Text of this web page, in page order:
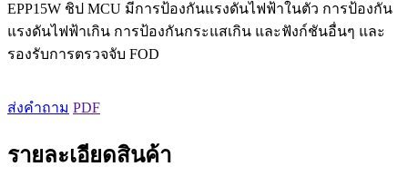
EPP15W ชิป MCU มีการป้องกันแรงดันไฟฟ้าในตัว การป้องกัน
แรงดันไฟฟ้าเกิน การป้องกันกระแสเกิน และฟังก์ชันอื่นๆ และ
รองรับการตรวจจับ FOD
ส่งคำถาม PDF
รายละเอียดสินค้า